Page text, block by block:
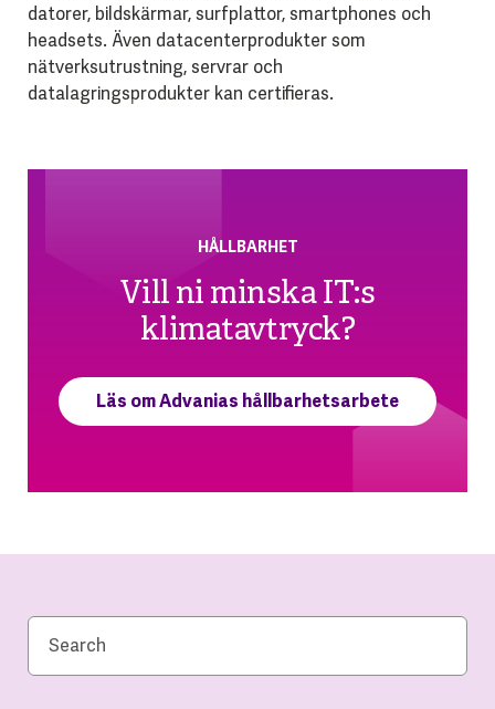
datorer, bildskärmar, surfplattor, smartphones och
headsets. Även datacenterprodukter som
nätverksutrustning, servrar och
datalagringsprodukter kan certifieras.
HÅLLBARHET
Vill ni minska IT:s
klimatavtryck?
Läs om Advanias hållbarhetsarbete